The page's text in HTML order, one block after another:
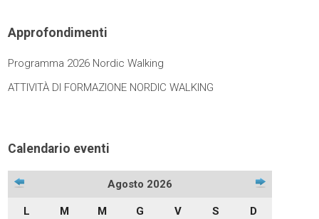
Approfondimenti
Programma 2026 Nordic Walking
ATTIVITÀ DI FORMAZIONE NORDIC WALKING
Calendario eventi
Agosto 2026
L M M G V S D